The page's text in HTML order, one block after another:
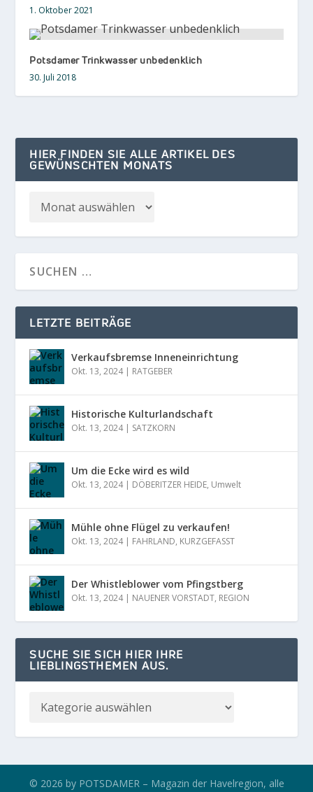
1. Oktober 2021
Potsdamer Trinkwasser unbedenklich
30. Juli 2018
HIER FINDEN SIE ALLE ARTIKEL DES
GEWÜNSCHTEN MONATS
LETZTE BEITRÄGE
Verkaufsbremse Inneneinrichtung
Okt. 13, 2024| RATGEBER
Historische Kulturlandschaft
Okt. 13, 2024| SATZKORN
Um die Ecke wird es wild
Okt. 13, 2024| DÖBERITZER HEIDE, Umwelt
Mühle ohne Flügel zu verkaufen!
Okt. 13, 2024| FAHRLAND, KURZGEFASST
Der Whistleblower vom Pfingstberg
Okt. 13, 2024| NAUENER VORSTADT, REGION
SUCHE SIE SICH HIER IHRE
LIEBLINGSTHEMEN AUS.
© 2026 by POTSDAMER – Magazin der Havelregion, alle